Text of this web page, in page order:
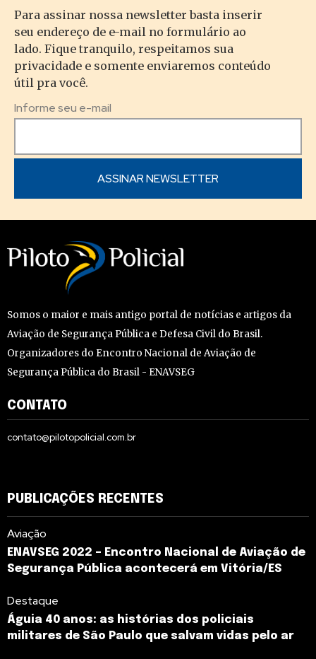
Para assinar nossa newsletter basta inserir
seu endereço de e-mail no formulário ao
lado. Fique tranquilo, respeitamos sua
privacidade e somente enviaremos conteúdo
útil pra você.
Informe seu e-mail
Somos o maior e mais antigo portal de notícias e artigos da
Aviação de Segurança Pública e Defesa Civil do Brasil.
Organizadores do Encontro Nacional de Aviação de
Segurança Pública do Brasil - ENAVSEG
CONTATO
contato@pilotopolicial.com.br
PUBLICAÇÕES RECENTES
Aviação
ENAVSEG 2022 – Encontro Nacional de Aviação de
Segurança Pública acontecerá em Vitória/ES
Destaque
Águia 40 anos: as histórias dos policiais
militares de São Paulo que salvam vidas pelo ar